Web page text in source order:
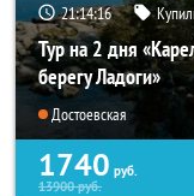
21:14:14
Тур на 2 дня
берегу Ладоги»
Достоевская
1740 руб.
13900руб.